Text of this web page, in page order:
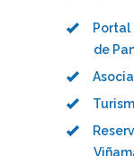
de